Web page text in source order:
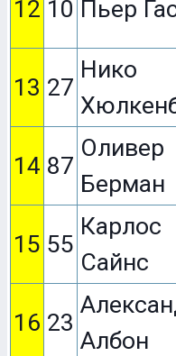
12 10 Пьер
13 27
Нико
14 87
Оливер
Берман
15 55
Карлос
Сайнс
16 23
Албон